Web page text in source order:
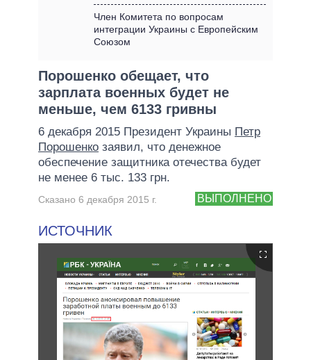
ГЛАВЫ ОБЛАДМИНИСТРАЦИЙ
СРАВНЕНИЕ ПОЛИТИКОВ
Член Комитета по вопросам
интеграции Украины с Европейским
Союзом
Порошенко обещает, что
зарплата военных будет не
меньше, чем 6133 гривны
6 декабря 2015 Президент Украины Петр
Порошенко заявил, что денежное
обеспечение защитника отечества будет
не менее 6 тыс. 133 грн.
ВЫПОЛНЕНО
Сказано 6 декабря 2015 г.
ИСТОЧНИК